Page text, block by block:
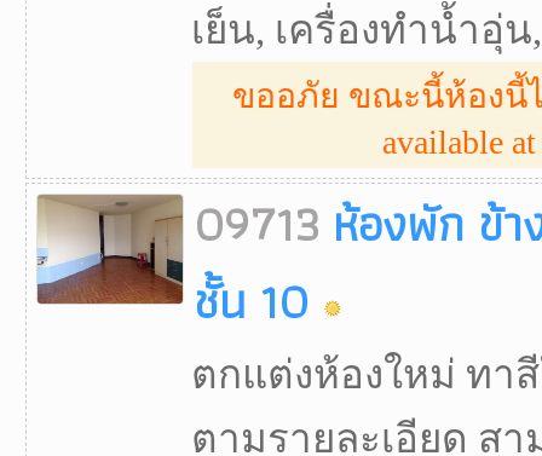
เย็น, เครื่องทำน้ำอุ่
ขออภัย ขณะนี้ห้องนี้ไ
available
09713 ห้องพัก ข้า
ชั้น 10
ตกแต่งห้องใหม่ ทา
ตามรายละเอียด ส